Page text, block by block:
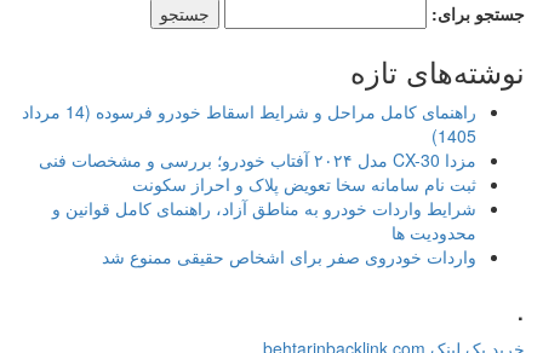
جستجو برای:
نوشته‌های تازه
راهنمای کامل مراحل و شرایط اسقاط خودرو فرسوده (14 مرداد
1405)
مزدا CX-30 مدل ۲۰۲۴ آفتاب خودرو؛ بررسی و مشخصات فنی
ثبت نام سامانه سخا تعویض پلاک و احراز سکونت
شرایط واردات خودرو به مناطق آزاد، راهنمای کامل قوانین و
محدودیت ها
واردات خودروی صفر برای اشخاص حقیقی ممنوع شد
خرید بک لینک behtarinbacklink.com